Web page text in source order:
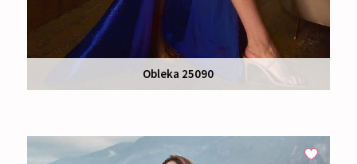
Obleka 25090